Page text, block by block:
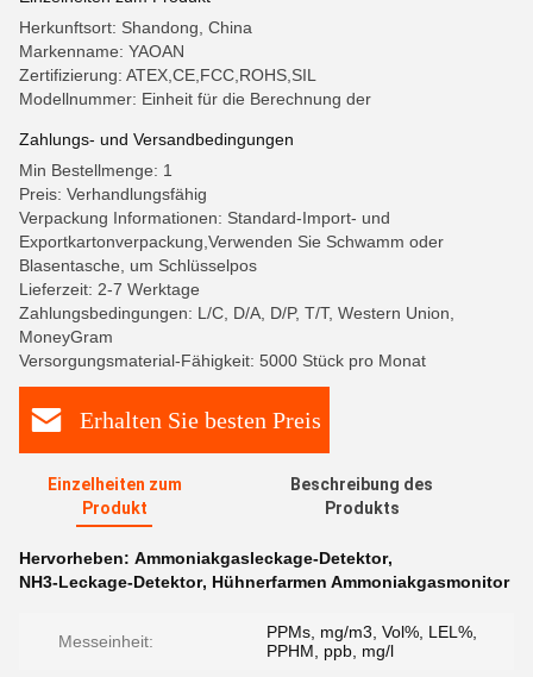
Herkunftsort: Shandong, China
Markenname: YAOAN
Zertifizierung: ATEX,CE,FCC,ROHS,SIL
Modellnummer: Einheit für die Berechnung der
Zahlungs- und Versandbedingungen
Min Bestellmenge: 1
Preis: Verhandlungsfähig
Verpackung Informationen: Standard-Import- und
Exportkartonverpackung,Verwenden Sie Schwamm oder
Blasentasche, um Schlüsselpos
Lieferzeit: 2-7 Werktage
Zahlungsbedingungen: L/C, D/A, D/P, T/T, Western Union,
MoneyGram
Versorgungsmaterial-Fähigkeit: 5000 Stück pro Monat
Erhalten Sie besten Preis
Einzelheiten zum
Produkt
Beschreibung des
Produkts
Hervorheben: Ammoniakgasleckage-Detektor,
NH3-Leckage-Detektor, Hühnerfarmen Ammoniakgasmonitor
Messeinheit:
PPMs, mg/m3, Vol%, LEL%,
PPHM, ppb, mg/l